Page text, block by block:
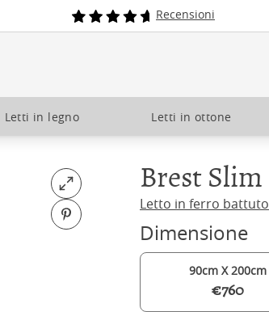
Recensioni
Letti in legno Letti in ottone
Open fullscreen
Pin on Pinterest
Brest Slim
Letto in ferro battuto
Dimensione
90cm X 200cm
€760